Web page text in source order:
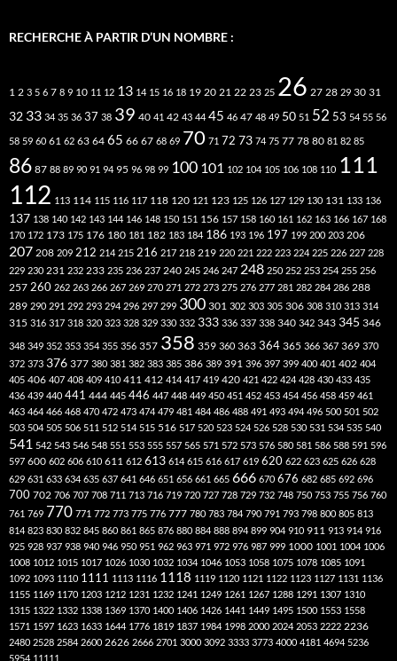
RECHERCHE À PARTIR D’UN NOMBRE :
1 2 3 5 6 7 8 9 10 11 12 13 14 15 16 18 19 20 21 22 23 25 26 27 28 29 30 31
32 33 34 35 36 37 38 39 40 41 42 43 44 45 46 47 48 49 50 51 52 53 54 55 56
58 59 60 61 62 63 64 65 66 67 68 69 70 71 72 73 74 75 77 78 80 81 82 85
86 87 88 89 90 91 94 95 96 98 99 100 101 102 104 105 106 108 110 111
112 113 114 115 116 117 118 120 121 123 125 126 127 129 130 131 133 136
137 138 140 142 143 144 146 148 150 151 156 157 158 160 161 162 163 166 167 168
170 172 173 175 176 180 181 182 183 184 186 193 196 197 199 200 203 206
207 208 209 212 214 215 216 217 218 219 220 221 222 223 224 225 226 227 228
229 230 231 232 233 235 236 237 240 245 246 247 248 250 252 253 254 255 256
257 260 262 263 266 267 269 270 271 272 273 275 276 277 281 282 284 286 288
289 290 291 292 293 294 296 297 299 300 301 302 303 305 306 308 310 313 314
315 316 317 318 320 323 328 329 330 332 333 336 337 338 340 342 343 345 346
348 349 352 353 354 355 356 357 358 359 360 363 364 365 366 367 369 370
372 373 376 377 380 381 382 383 385 386 389 391 396 397 399 400 401 402 404
405 406 407 408 409 410 411 412 414 417 419 420 421 422 424 428 430 433 435
436 439 440 441 444 445 446 447 448 449 450 451 452 453 454 456 458 459 461
463 464 466 468 470 472 473 474 479 481 484 486 488 491 493 494 496 500 501 502
503 504 505 506 511 512 514 515 516 517 520 523 524 526 528 530 531 534 535 540
541 542 543 546 548 551 553 555 557 565 571 572 573 576 580 581 586 588 591 596
597 600 602 606 610 611 612 613 614 615 616 617 619 620 622 623 625 626 628
629 631 633 634 635 637 641 646 651 656 661 665 666 670 676 682 685 692 696
700 702 706 707 708 711 713 716 719 720 727 728 729 732 748 750 753 755 756 760
761 769 770 771 772 773 775 776 777 780 783 784 790 791 793 798 800 805 813
814 823 830 832 845 860 861 865 876 880 884 888 894 899 904 910 911 913 914 916
925 928 937 938 940 946 950 951 962 963 971 972 976 987 999 1000 1001 1004 1006
1008 1012 1015 1017 1026 1030 1032 1034 1046 1053 1058 1075 1078 1085 1091
1092 1093 1110 1111 1113 1116 1118 1119 1120 1121 1122 1123 1127 1131 1136
1155 1169 1170 1203 1212 1231 1232 1241 1249 1261 1267 1288 1291 1307 1310
1315 1322 1332 1338 1369 1370 1400 1406 1426 1441 1449 1495 1500 1553 1558
1571 1597 1623 1633 1644 1776 1819 1837 1984 1998 2000 2024 2053 2222 2236
2480 2528 2584 2600 2626 2666 2701 3000 3092 3333 3773 4000 4181 4694 5236
5954 11111